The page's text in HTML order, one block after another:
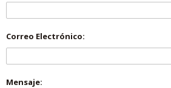
Correo Electrónico:
Mensaje: